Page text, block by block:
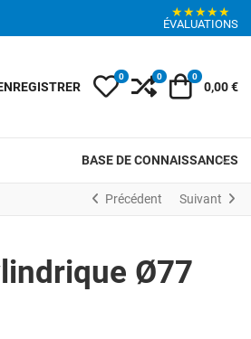
★★★★★
ÉVALUATIONS
My Wishlist
0 Compare
0 Votre
0
0,00 €
BASE DE CONNAISSANCES
Précédent Suivant
Ø77